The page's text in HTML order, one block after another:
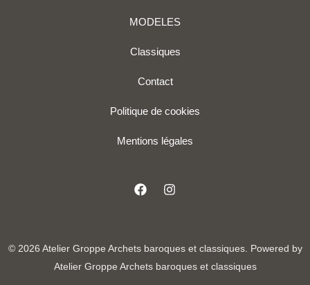
MODELES
Classiques
Contact
Politique de cookies
Mentions légales
© 2026 Atelier Groppe Archets baroques et classiques. Powered by
Atelier Groppe Archets baroques et classiques